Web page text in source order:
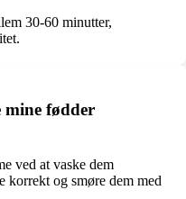
30-60 minutter,
mine fødder
ved at vaske dem
korrekt og smøre dem med